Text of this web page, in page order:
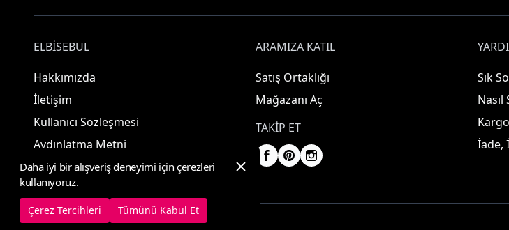
ELBISEBUL
Hakkımızda
İletişim
Kullanıcı Sözleşmesi
Aydınlatma Metni
ARAMIZA KATIL
Satış Ortaklığı
Mağazanı Aç
TAKIP ET
Sık
İade,
© 2025 ElbiseBul -Her Hakkı Saklıdır
Daha iyi bir alışveriş deneyimi için çerezleri
kullanıyoruz.
Çerez Tercihleri Tümünü Kabul Et